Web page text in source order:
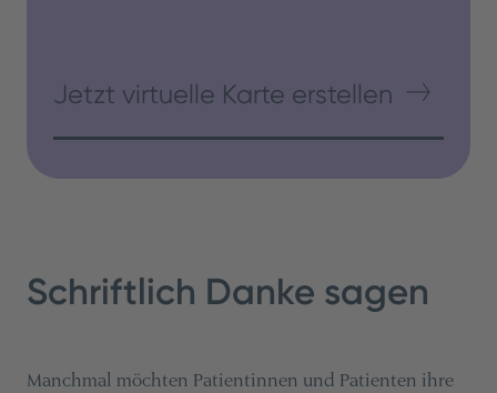
Jetzt virtuelle Karte erstellen
Schriftlich Danke sagen
Manchmal möchten Patientinnen und Patienten ihre